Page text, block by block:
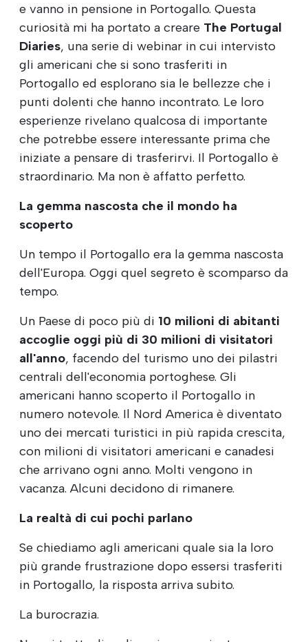
e vanno in pensione in Portogallo. Questa
curiosità mi ha portato a creare The Portugal
Diaries, una serie di webinar in cui intervisto
gli americani che si sono trasferiti in
Portogallo ed esplorano sia le bellezze che i
punti dolenti che hanno incontrato. Le loro
esperienze rivelano qualcosa di importante
che potrebbe essere interessante prima che
iniziate a pensare di trasferirvi. Il Portogallo è
straordinario. Ma non è affatto perfetto.
La gemma nascosta che il mondo ha
scoperto
Un tempo il Portogallo era la gemma nascosta
dell'Europa. Oggi quel segreto è scomparso da
tempo.
Un Paese di poco più di 10 milioni di abitanti
accoglie oggi più di 30 milioni di visitatori
all'anno, facendo del turismo uno dei pilastri
centrali dell'economia portoghese. Gli
americani hanno scoperto il Portogallo in
numero notevole. Il Nord America è diventato
uno dei mercati turistici in più rapida crescita,
con milioni di visitatori americani e canadesi
che arrivano ogni anno. Molti vengono in
vacanza. Alcuni decidono di rimanere.
La realtà di cui pochi parlano
Se chiediamo agli americani quale sia la loro
più grande frustrazione dopo essersi trasferiti
in Portogallo, la risposta arriva subito.
La burocrazia.